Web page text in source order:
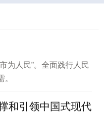
为人民”。全面践行人民
和引领中国式现代